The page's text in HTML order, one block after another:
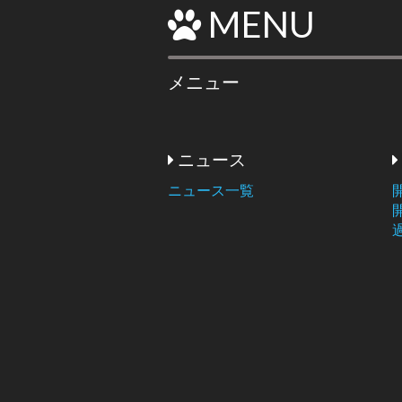
MENU
メニュー
ニュース
ニュース一覧